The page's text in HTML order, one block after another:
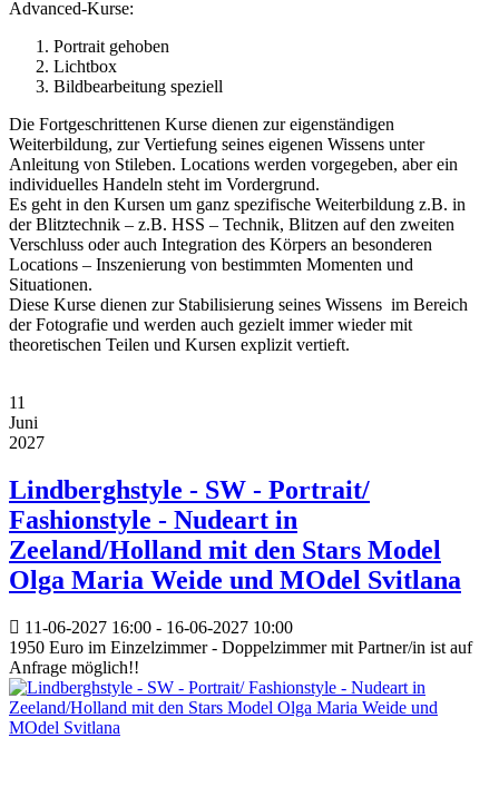
Advanced-Kurse:
Portrait gehoben
Lichtbox
Bildbearbeitung speziell
Die Fortgeschrittenen Kurse dienen zur eigenständigen
Weiterbildung, zur Vertiefung seines eigenen Wissens unter
Anleitung von Stileben. Locations werden vorgegeben, aber ein
individuelles Handeln steht im Vordergrund.
Es geht in den Kursen um ganz spezifische Weiterbildung z.B. in
der Blitztechnik – z.B. HSS – Technik, Blitzen auf den zweiten
Verschluss oder auch Integration des Körpers an besonderen
Locations – Inszenierung von bestimmten Momenten und
Situationen.
Diese Kurse dienen zur Stabilisierung seines Wissens im Bereich
der Fotografie und werden auch gezielt immer wieder mit
theoretischen Teilen und Kursen explizit vertieft.
11
Juni
2027
Lindberghstyle - SW - Portrait/
Fashionstyle - Nudeart in
Zeeland/Holland mit den Stars Model
Olga Maria Weide und MOdel Svitlana
11-06-2027 16:00 - 16-06-2027 10:00
1950 Euro im Einzelzimmer - Doppelzimmer mit Partner/in ist auf
Anfrage möglich!!